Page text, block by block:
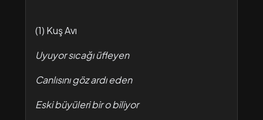
(1) Kuş Avı
Uyuyor sıcağı üfleyen
Canlısını göz ardı eden
Eski büyüleri bir o biliyor